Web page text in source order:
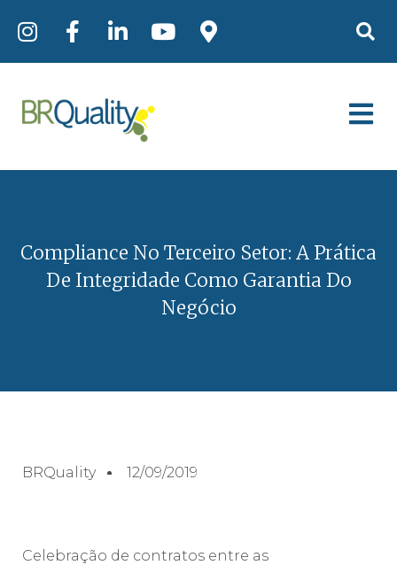
Compliance No Terceiro Setor: A Prática
De Integridade Como Garantia Do
Negócio
BRQuality 12/09/2019
Celebração de contratos entre as